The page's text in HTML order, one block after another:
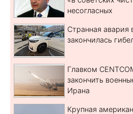
несогласных
Странная авария
закончилась
Главком
закончить
Ирана
Крупная